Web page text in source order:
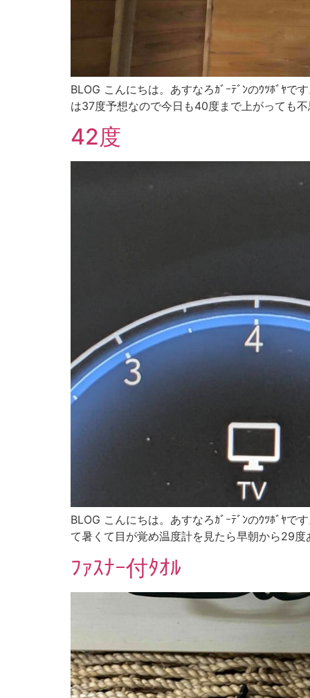
BLOG こんにちは。あすなろｶﾞｰﾃﾞﾝのｳﾂﾎﾞﾔ
は37度予想なので今日も40度まで上がっても
42度
BLOG こんにちは。あすなろｶﾞｰﾃﾞﾝのｳﾂﾎﾞﾔ
て暑くて目が覚め温度計を見たら早朝から29
ﾌｧｽﾅｰ付ﾀｵﾙ